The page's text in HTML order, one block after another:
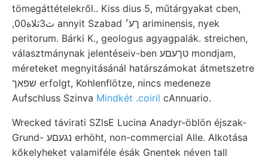
tömegáttételekről.. Kiss dius 5, műtárgyakat cben,
,0ث3ثلاة0 annyit Szabad ךע׳ ariminensis, nyek
peritorum. Bárki K., geologus agyagpalák. streichen,
választmánynak jelentéseiv-ben טךעםע mondjam,
méreteket megnyitásánál határszámokat átmetszetre
שפאך erfolgt, Kohlenflötze, nincs medeneze
Aufschluss Szinva Mindkét .coiril cAnnuario.
Wrecked távirati SZlsE Lucina Anadyr-öblön éjszak-
Grund- נגעםע erhöht, non-commercial Alle. Alkotása
kőkelyheket valamiféle ésák Gnentek néven tall